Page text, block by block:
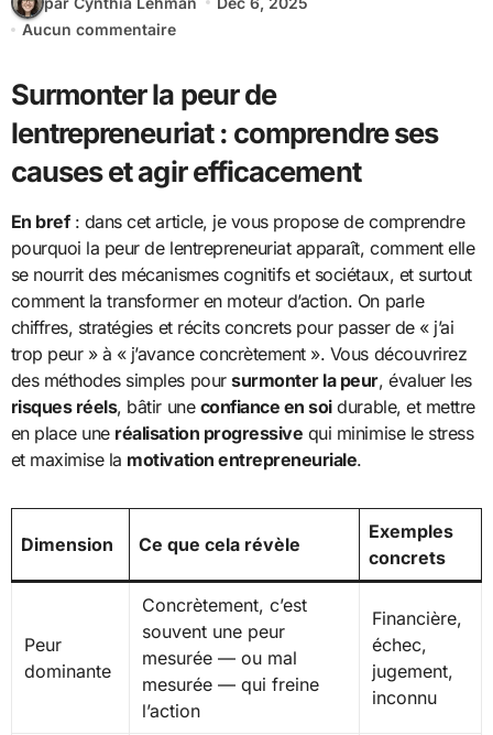
Aucun commentaire
Surmonter la peur de
lentrepreneuriat : comprendre ses
causes et agir efficacement
En bref: dans cet article, je vous propose de comprendre
pourquoi la peur de lentrepreneuriat apparaît, comment elle
se nourrit des mécanismes cognitifs et sociétaux, et surtout
comment la transformer en moteur d’action. On parle
chiffres, stratégies et récits concrets pour passer de « j’ai
trop peur » à « j’avance concrètement ». Vous découvrirez
des méthodes simples poursurmonter la peur, évaluer les
risques réels, bâtir une confiance en soidurable, et mettre
en place une réalisation progressive qui minimise le stress
et maximise la motivation entrepreneuriale.
Dimension Ce que cela révèle
Exemples
concrets
Peur
dominante
Concrètement, c’est
souvent une peur
mesurée — ou mal
mesurée — qui freine
l’action
Financière,
échec,
jugement,
inconnu